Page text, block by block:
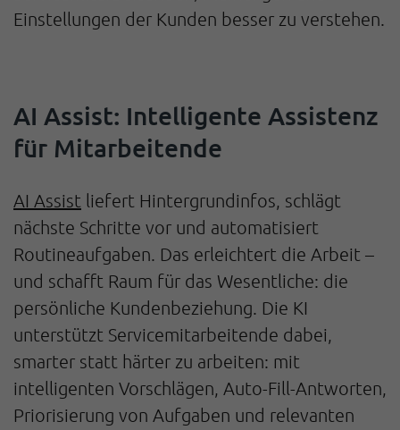
Einstellungen der Kunden besser zu verstehen.
AI Assist: Intelligente Assistenz
für Mitarbeitende
AI Assist liefert Hintergrundinfos, schlägt
nächste Schritte vor und automatisiert
Routineaufgaben. Das erleichtert die Arbeit –
und schafft Raum für das Wesentliche: die
persönliche Kundenbeziehung. Die KI
unterstützt Servicemitarbeitende dabei,
smarter statt härter zu arbeiten: mit
intelligenten Vorschlägen, Auto-Fill-Antworten,
Priorisierung von Aufgaben und relevanten